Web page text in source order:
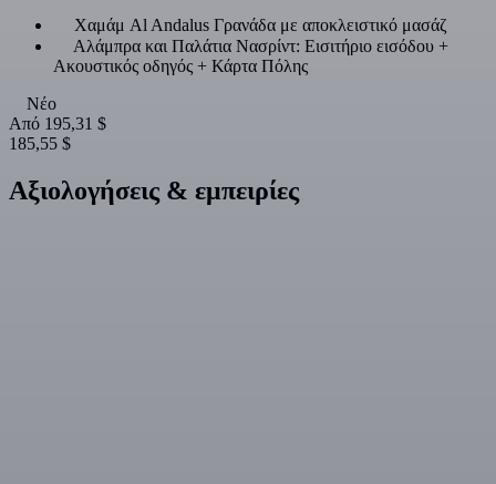
Χαμάμ Al Andalus Γρανάδα με αποκλειστικό μασάζ
Αλάμπρα και Παλάτια Νασρίντ: Εισιτήριο εισόδου +
Ακουστικός οδηγός + Κάρτα Πόλης
Νέο
Από 195,31 $
185,55 $
Αξιολογήσεις & εμπειρίες